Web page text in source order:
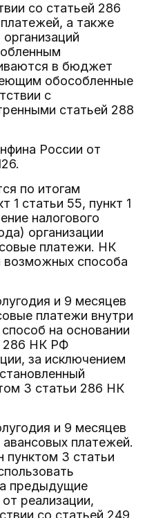
со статьей 286
а также
в бюджет
обособленные
с
статьей 288
России от
по итогам
1 статьи 55, пункт 1
налогового
организации
платежи. НК
возможных способа
и 9 месяцев
платежи внутри
на основании
286 НК РФ
за исключением
3 статьи 286 НК
и 9 месяцев
платежей.
пунктом 3 статьи
предыдущие
реализации,
со статьей 249